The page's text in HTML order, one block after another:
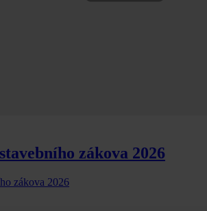
zákova 2026
zákova 2026